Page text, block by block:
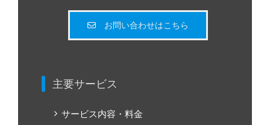
お問い合わせはこちら
主要サービス
サービス内容・料金